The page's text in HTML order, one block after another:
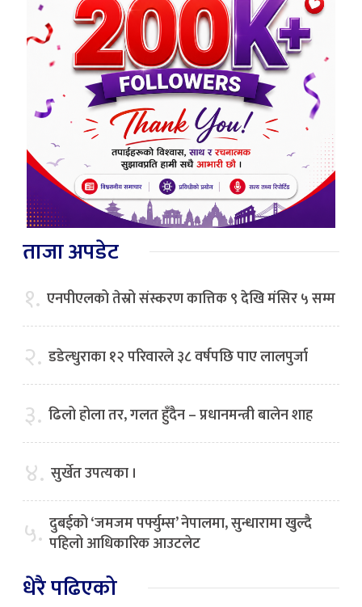
ताजा अपडेट
१. एनपीएलको तेस्रो संस्करण कात्तिक ९ देखि मंसिर ५ सम्म
२. डडेल्धुराका १२ परिवारले ३८ वर्षपछि पाए लालपुर्जा
३. ढिलो होला तर, गलत हुँदैन – प्रधानमन्त्री बालेन शाह
४. सुर्खेत उपत्यका ।
५. दुबईको ‘जमजम पर्फ्युम्स’ नेपालमा, सुन्धारामा खुल्दै
पहिलो आधिकारिक आउटलेट
धेरै पढिएको